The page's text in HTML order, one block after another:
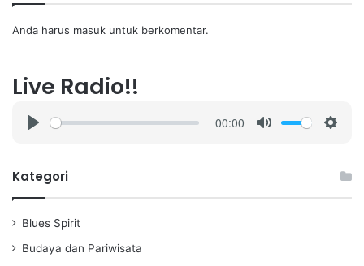
Anda harus masuk untuk berkomentar.
Live Radio!!
a
00:00
Kategori
Blues Spirit
Budaya dan Pariwisata